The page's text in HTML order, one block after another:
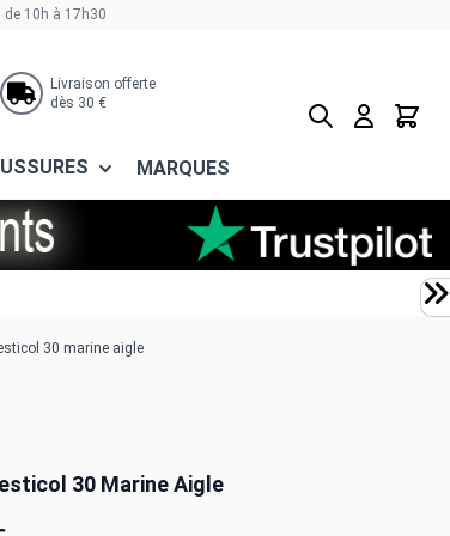
de 10h à 17h30
Livraison offerte
dès 30 €
MARQUES
Rechercher
Panier
30 marine aigle
30 Marine Aigle